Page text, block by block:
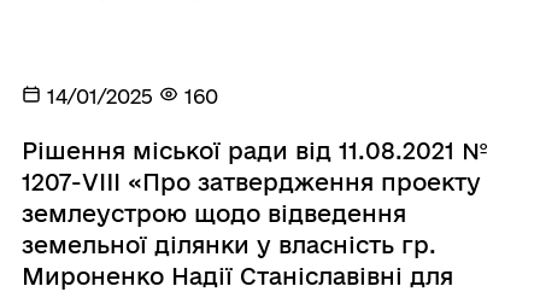
14/01/2025 160
Рішення міської ради від 11.08.2021 №
1207-VIII «Про затвердження проекту
землеустрою щодо відведення
земельної ділянки у власність гр.
Мироненко Надії Станіславівні для